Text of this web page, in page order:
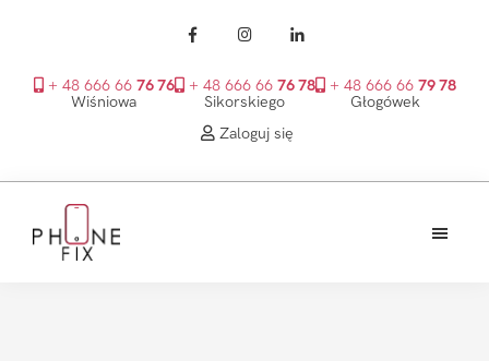
+ 48 666 66 76 76
Wiśniowa
+ 48 666 66 76 78
Sikorskiego
+ 48 666 66 79 78
Głogówek
Zaloguj się
głównego